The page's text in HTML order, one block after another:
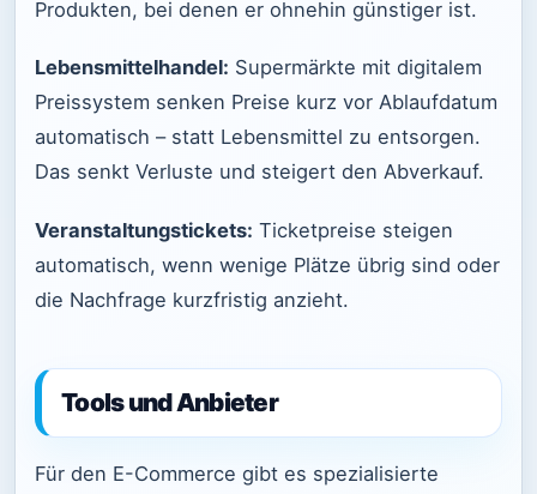
Produkten, bei denen er ohnehin günstiger ist.
Lebensmittelhandel: Supermärkte mit digitalem
Preissystem senken Preise kurz vor Ablaufdatum
automatisch – statt Lebensmittel zu entsorgen.
Das senkt Verluste und steigert den Abverkauf.
Veranstaltungstickets: Ticketpreise steigen
automatisch, wenn wenige Plätze übrig sind oder
die Nachfrage kurzfristig anzieht.
Tools und Anbieter
Für den E-Commerce gibt es spezialisierte